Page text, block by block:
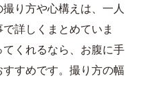
り方や心構えは、一人
詳しくまとめていま
くれるなら、お腹に手
すめです。撮り方の幅